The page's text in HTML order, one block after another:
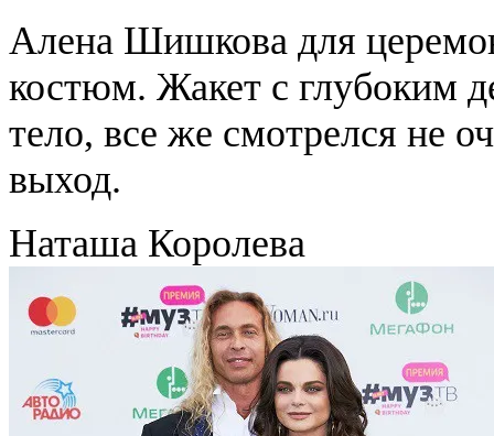
Алена Шишкова для
костюм. Жакет с глубоким
тело, все же смотрелся не
выход.
Наташа Королева